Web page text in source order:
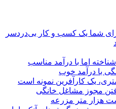
شما یک کسب و کار بی‌دردسر
اما با درآمد مناسب
با درآمد خوب
مجوز مشاغل خانگی
هزار متر مزرعه